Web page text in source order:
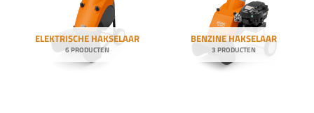
ELEKTRISCHE HAKSELAAR
6 PRODUCTEN
BENZINE HAKSELAAR
3 PRODUCTEN